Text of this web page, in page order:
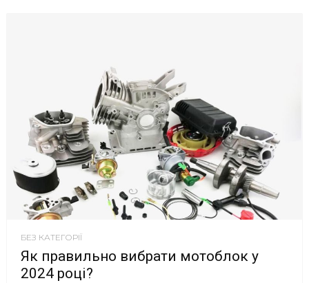
БЕЗ КАТЕГОРІЇ
Як правильно вибрати мотоблок у
2024 році?